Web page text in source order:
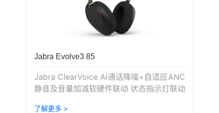
Jabra Evolve3 85
Jabra ClearVoice AI通话降噪+自适应ANC
静音及音量加减软硬件联动 状态指示灯联动
了解更多 >